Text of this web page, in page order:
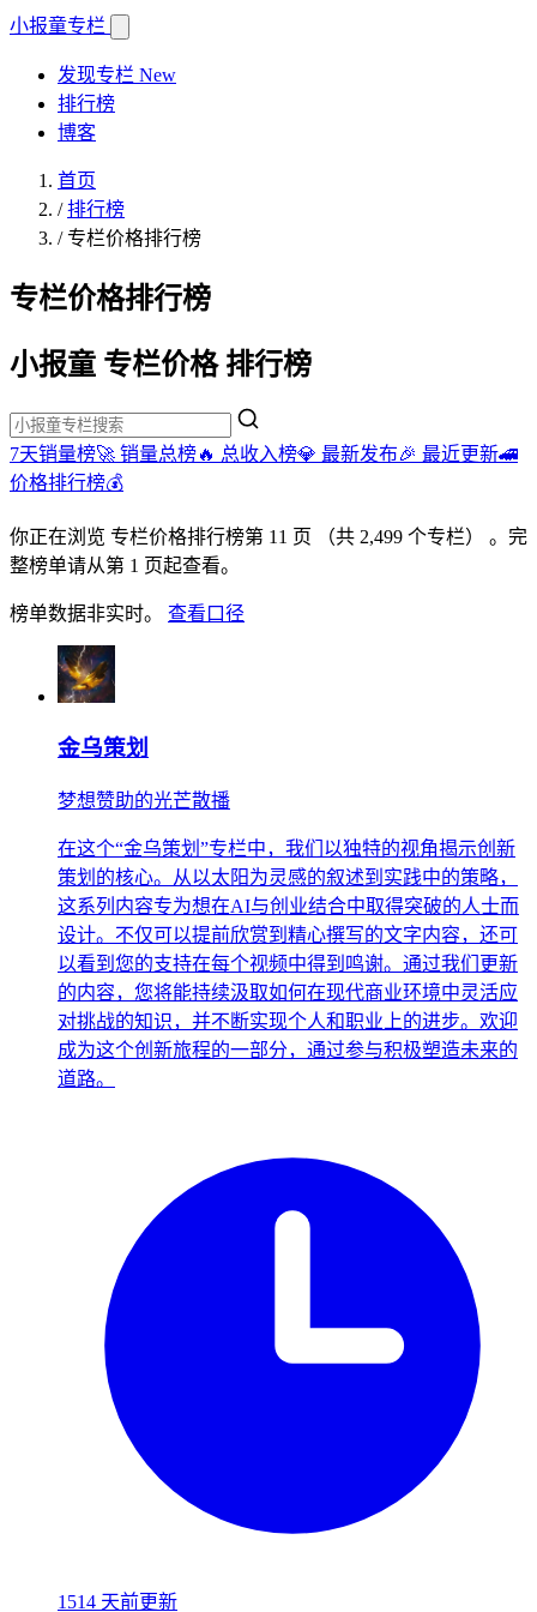
小报童专栏
发现专栏 New
排行榜
博客
首页
/排行榜
/专栏价格排行榜
专栏价格排行榜
小报童 专栏价格 排行榜
7天销量榜🚀 销量总榜🔥 总收入榜💎 最新发布🎉 最近更新🚄
价格排行榜💰
你正在浏览 专栏价格排行榜第 11 页 （共 2,499 个专栏）
。完
整榜单请从第 1 页起查看。
榜单数据非实时。 查看口径
金乌策划
梦想赞助的光芒散播
在这个“金乌策划”专栏中，我们以独特的视角揭示创新
策划的核心。从以太阳为灵感的叙述到实践中的策略，
这系列内容专为想在AI与创业结合中取得突破的人士而
设计。不仅可以提前欣赏到精心撰写的文字内容，还可
以看到您的支持在每个视频中得到鸣谢。通过我们更新
的内容，您将能持续汲取如何在现代商业环境中灵活应
对挑战的知识，并不断实现个人和职业上的进步。欢迎
成为这个创新旅程的一部分，通过参与积极塑造未来的
道路。
1514 天前更新